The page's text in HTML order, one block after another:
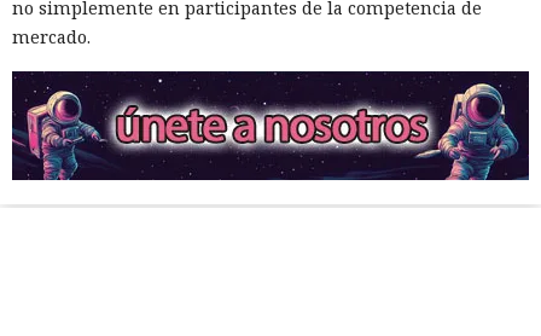
no simplemente en participantes de la competencia de
mercado.